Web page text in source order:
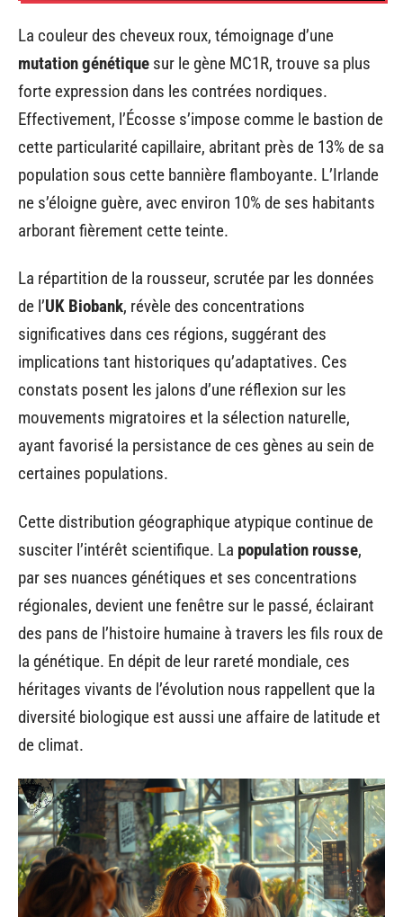
La couleur des cheveux roux, témoignage d’une
mutation génétique sur le gène MC1R, trouve sa plus
forte expression dans les contrées nordiques.
Effectivement, l’Écosse s’impose comme le bastion de
cette particularité capillaire, abritant près de 13% de sa
population sous cette bannière flamboyante. L’Irlande
ne s’éloigne guère, avec environ 10% de ses habitants
arborant fièrement cette teinte.
La répartition de la rousseur, scrutée par les données
de l’UK Biobank, révèle des concentrations
significatives dans ces régions, suggérant des
implications tant historiques qu’adaptatives. Ces
constats posent les jalons d’une réflexion sur les
mouvements migratoires et la sélection naturelle,
ayant favorisé la persistance de ces gènes au sein de
certaines populations.
Cette distribution géographique atypique continue de
susciter l’intérêt scientifique. La population rousse,
par ses nuances génétiques et ses concentrations
régionales, devient une fenêtre sur le passé, éclairant
des pans de l’histoire humaine à travers les fils roux de
la génétique. En dépit de leur rareté mondiale, ces
héritages vivants de l’évolution nous rappellent que la
diversité biologique est aussi une affaire de latitude et
de climat.